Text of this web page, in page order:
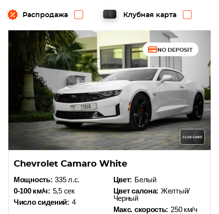
Распродажа Клубная карта
NO DEPOSIT
Chevrolet Camaro White
Мощность: 335 л.с.
0-100 км/ч: 5,5 сек
Число сидений: 4
Цвет: Белый
Цвет салона: Желтый/
Черный
Макс. скорость: 250 км/ч